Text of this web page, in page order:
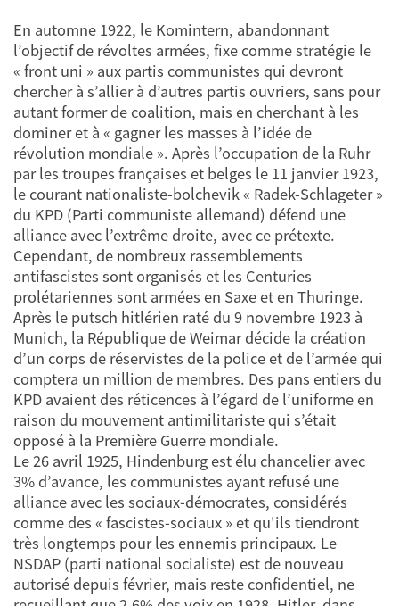
En automne 1922, le Komintern, abandonnant
l’objectif de révoltes armées, fixe comme stratégie le
« front uni » aux partis communistes qui devront
chercher à s’allier à d’autres partis ouvriers, sans pour
autant former de coalition, mais en cherchant à les
dominer et à « gagner les masses à l’idée de
révolution mondiale ». Après l’occupation de la Ruhr
par les troupes françaises et belges le 11 janvier 1923,
le courant nationaliste-bolchevik « Radek-Schlageter »
du KPD (Parti communiste allemand) défend une
alliance avec l’extrême droite, avec ce prétexte.
Cependant, de nombreux rassemblements
antifascistes sont organisés et les Centuries
prolétariennes sont armées en Saxe et en Thuringe.
Après le putsch hitlérien raté du 9 novembre 1923 à
Munich, la République de Weimar décide la création
d’un corps de réservistes de la police et de l’armée qui
comptera un million de membres. Des pans entiers du
KPD avaient des réticences à l’égard de l’uniforme en
raison du mouvement antimilitariste qui s’était
opposé à la Première Guerre mondiale.
Le 26 avril 1925, Hindenburg est élu chancelier avec
3% d’avance, les communistes ayant refusé une
alliance avec les sociaux-démocrates, considérés
comme des « fascistes-sociaux » et qu'ils tiendront
très longtemps pour les ennemis principaux. Le
NSDAP (parti national socialiste) est de nouveau
autorisé depuis février, mais reste confidentiel, ne